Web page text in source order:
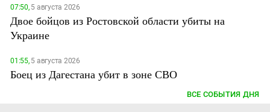
07:50,5 августа 2026
Двое бойцов из Ростовской области убиты на
Украине
01:55,5 августа 2026
Боец из Дагестана убит в зоне СВО
ВСЕ СОБЫТИЯ ДНЯ